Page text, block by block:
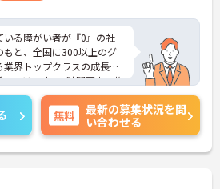
る障がい者が『0』の社
と、全国に300以上のグ
界トップクラスの成長企
」は、車で1時間圏内の複
現場支援とパートスタッ
ラスなポジションです。
完備され、スタッフの身
当5万円が付与されるこ
ています。年間休日114
の完全標準化による業務
バランスを保ちながら定
無料
最新の募集状況を問
い合わせる